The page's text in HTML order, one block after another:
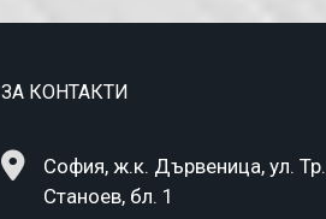
ЗА КОНТАКТИ
София, ж.к. Дървеница, ул. Тр.
Станоев, бл. 1